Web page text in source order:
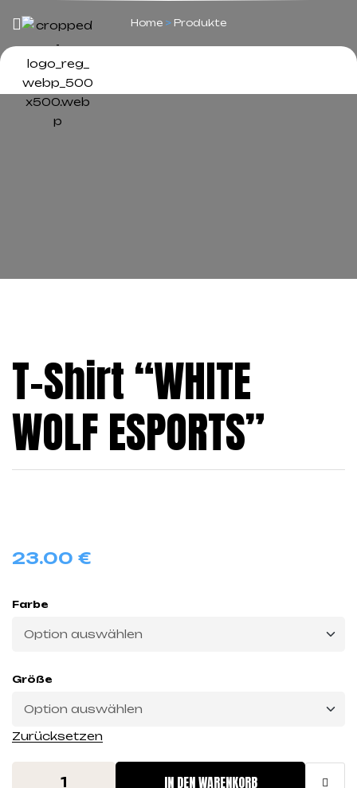
Home > Produkte
T-Shirt “WHITE
WOLF ESPORTS”
23.00 €
Farbe
Größe
Zurücksetzen
IN DEN WARENKORB